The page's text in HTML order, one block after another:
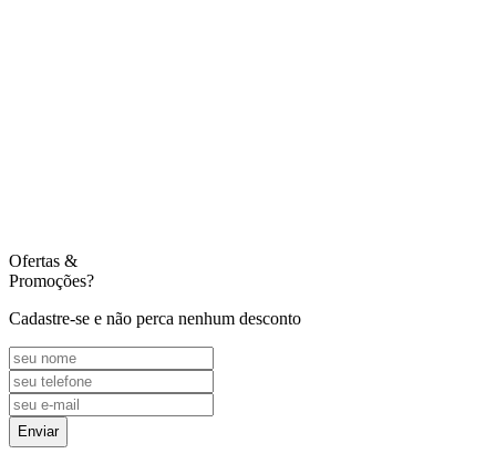
Ofertas &
Promoções?
Cadastre-se e não perca nenhum desconto
Enviar